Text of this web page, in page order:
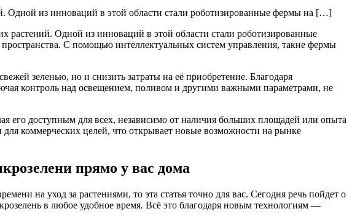
Одной из инноваций в этой области стали роботизированные фермы на […]
Одной из инноваций в этой области стали роботизированные
С помощью интеллектуальных систем управления, такие фермы
зеленью, но и снизить затраты на её приобретение. Благодаря
контроль над освещением, поливом и другими важными параметрами, не
его доступным для всех, независимо от наличия больших площадей или опыта
коммерческих целей, что открывает новые возможности на рынке
прямо у вас дома
на уход за растениями, то эта статья точно для вас. Сегодня речь пойдет о
в любое удобное время. Всё это благодаря новым технологиям —